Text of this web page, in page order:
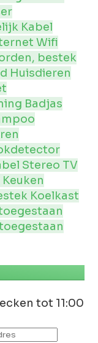
Kabel
Wifi
bestek
Huisdieren
Badjas
Stereo TV
Keuken
Koelkast
tot 11:00